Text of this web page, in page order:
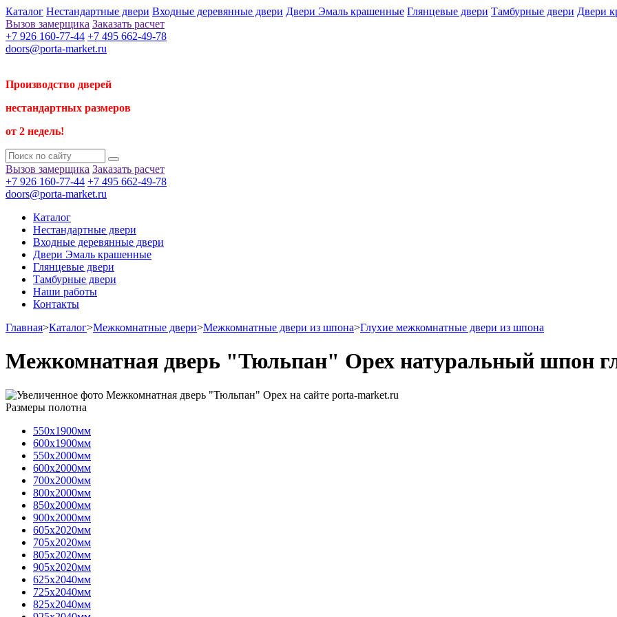
Каталог Нестандартные двери Входные деревянные двери Двери Эмаль крашенные Глянцевые двери Тамбурные двери Двери
Вызов замерщика Заказать расчет
+7 926 160-77-44 +7 495 662-49-78
doors@porta-market.ru
Производство дверей
нестандартных размеров
от 2 недель!
Вызов замерщика Заказать расчет
+7 926 160-77-44 +7 495 662-49-78
doors@porta-market.ru
Каталог
Нестандартные двери
Входные деревянные двери
Двери Эмаль крашенные
Глянцевые двери
Тамбурные двери
Наши работы
Контакты
Главная>Каталог>Межкомнатные двери>Межкомнатные двери из шпона>Глухие межкомнатные двери из шпона
Межкомнатная дверь "Тюльпан" Орех натуральный шпон
Размеры полотна
550х1900мм
600х1900мм
550х2000мм
600х2000мм
700х2000мм
800х2000мм
850х2000мм
900х2000мм
605х2020мм
705х2020мм
805х2020мм
905х2020мм
625х2040мм
725х2040мм
825х2040мм